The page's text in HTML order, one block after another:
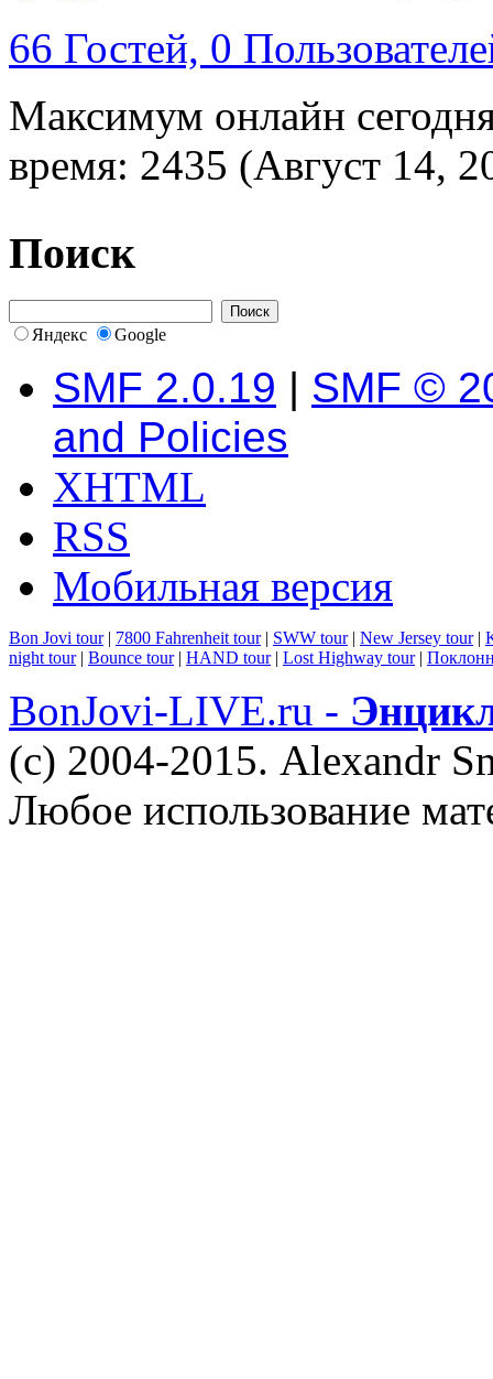
66 Гостей, 0
Максимум онлайн
время: 2435 (Август 14,
Поиск
Яндекс Google
SMF 2.0.19 | SMF ©
and Policies
XHTML
RSS
Мобильная версия
Bon Jovi tour| 7800 Fahrenheit tour| SWW tour| New Jersey tour|
night tour| Bounce tour| HAND tour| Lost Highway tour|
BonJovi-LIVE.ru -
(c) 2004-2015. Alexandr
Любое использование